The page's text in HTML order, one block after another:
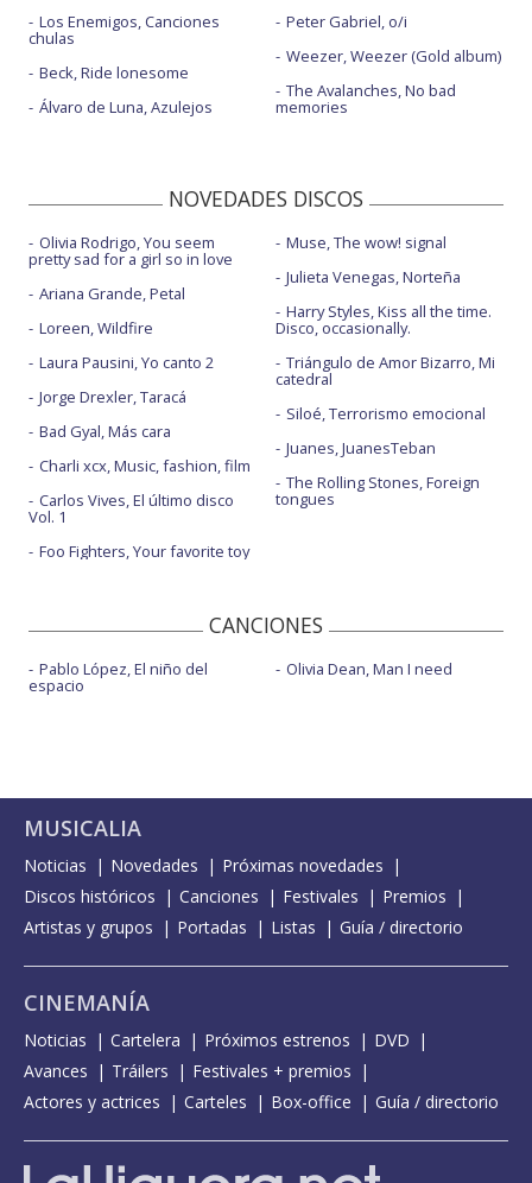
Los Enemigos, Canciones
chulas
Beck, Ride lonesome
Álvaro de Luna, Azulejos
Peter Gabriel, o/i
Weezer, Weezer (Gold album)
The Avalanches, No bad
memories
NOVEDADES DISCOS
Olivia Rodrigo, You seem
pretty sad for a girl so in love
Ariana Grande, Petal
Loreen, Wildfire
Laura Pausini, Yo canto 2
Jorge Drexler, Taracá
Bad Gyal, Más cara
Charli xcx, Music, fashion, film
Carlos Vives, El último disco
Vol. 1
Foo Fighters, Your favorite toy
Muse, The wow! signal
Julieta Venegas, Norteña
Harry Styles, Kiss all the time.
Disco, occasionally.
Triángulo de Amor Bizarro, Mi
catedral
Siloé, Terrorismo emocional
Juanes, JuanesTeban
The Rolling Stones, Foreign
tongues
CANCIONES
Pablo López, El niño del
espacio
Olivia Dean, Man I need
MUSICALIA
Noticias Novedades
Próximas novedades
Discos históricos
Canciones Festivales
Premios
Artistas y grupos
Portadas Listas Guía / directorio
CINEMANÍA
Noticias Cartelera Próximos estrenos
DVD
Avances
Tráilers
Festivales + premios
Actores y actrices
Carteles Box-office Guía / directorio